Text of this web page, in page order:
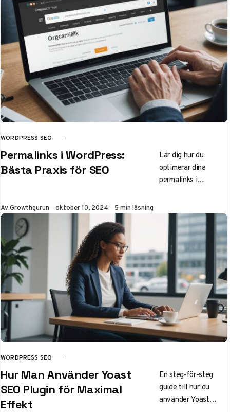
KATEGORI
WORDPRESS SEO
Permalinks i WordPress:
Bästa Praxis för SEO
Lär dig hur du
optimerar dina
permalinks i
användarupplevelse.
Av:Growthgurun Publicerad
oktober 10, 2024 5 min läsning
KATEGORI
WORDPRESS SEO
Hur Man Använder Yoast
SEO Plugin för Maximal
Effekt
En steg-för-steg
guide till hur du
använder Yoast